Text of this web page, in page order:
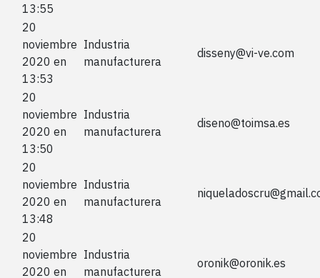
13:55
20
noviembre
2020 en
13:53
Industria
manufacturera
disseny@vi-ve.com
20
noviembre
2020 en
13:50
Industria
manufacturera
diseno@toimsa.es
20
noviembre
2020 en
13:48
Industria
manufacturera
20
noviembre
2020 en
Industria
manufacturera
oronik@oronik.es